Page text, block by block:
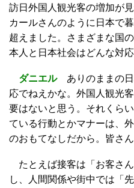
訪日外国人観光客の増加が
カールさんのように日本で
超えました。さまざまな国
本人と日本社会はどんな対
ダニエルありのままの日
応でねえかな。外国人観光
要はないと思う。それくら
ている行動とかマナーは、
のおもてなしだから。皆さ
たとえば接客は「お客さ
し、人間関係や街中では「